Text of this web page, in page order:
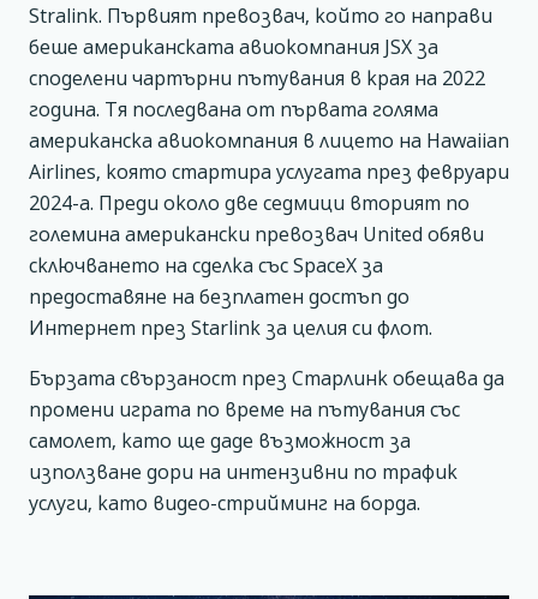
Stralink. Първият превозвач, който го направи
беше американската авиокомпания JSX за
споделени чартърни пътувания в края на 2022
година. Тя последвана от първата голяма
американска авиокомпания в лицето на Hawaiian
Airlines, която стартира услугата през февруари
2024-а. Преди около две седмици вторият по
големина американски превозвач United обяви
сключването на сделка със SpaceX за
предоставяне на безплатен достъп до
Интернет през Starlink за целия си флот.
Бързата свързаност през Старлинк обещава да
промени играта по време на пътувания със
самолет, като ще даде възможност за
използване дори на интензивни по трафик
услуги, като видео-стрийминг на борда.